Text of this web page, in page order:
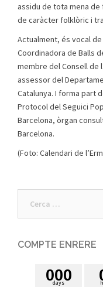
assidu de tota mena
de caràcter folklòric i
Actualment, és vocal
Coordinadora de Balls
membre del Consell de
assessor del
Catalunya. I forma part
Protocol del Seguici
Barcelona, òrgan
Barcelona.
(Foto: Calendari de
COMPTE ENRERE
days
000